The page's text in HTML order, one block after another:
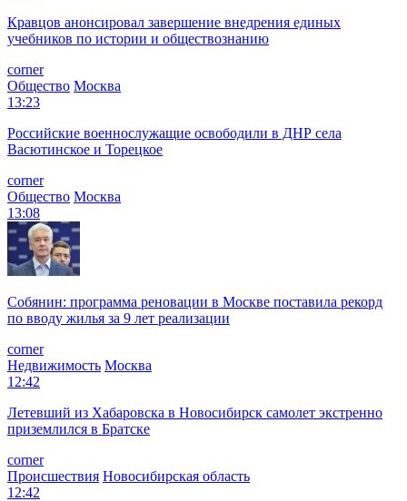
Кравцов анонсировал завершение внедрения единых
учебников по истории и обществознанию
corner
Общество Москва
13:23
Российские военнослужащие освободили в ДНР села
Васютинское и Торецкое
corner
Общество Москва
13:08
Собянин: программа реновации в Москве поставила рекорд
по вводу жилья за 9 лет реализации
corner
Недвижимость Москва
12:42
Летевший из Хабаровска в Новосибирск самолет экстренно
приземлился в Братске
corner
Происшествия Новосибирская область
12:42